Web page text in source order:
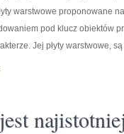
warstwowe proponowane
pod klucz obiektów
Jej płyty warstwowe,